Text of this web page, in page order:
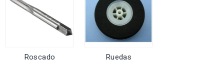
Roscado Ruedas